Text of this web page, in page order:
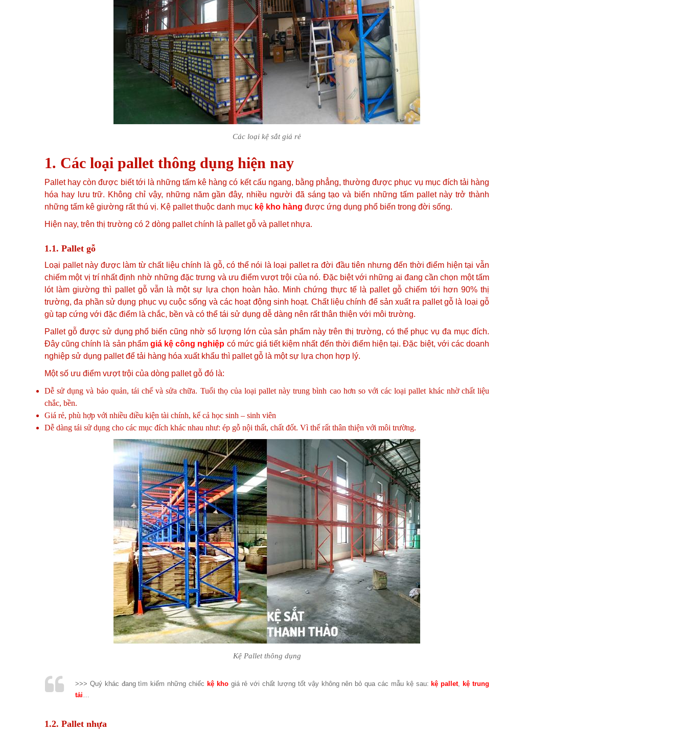
Các loại kệ sắt giá rẻ
1. Các loại pallet thông dụng hiện nay
Pallet hay còn được biết tới là những tấm kê hàng có kết cấu ngang, bằng phẳng, thường được phục vụ mục đích tải hàng
hóa hay lưu trữ. Không chỉ vậy, những năm gần đây, nhiều người đã sáng tạo và biến những tấm pallet này trở thành
những tấm kê giường rất thú vị. Kệ pallet thuộc danh mục kệ kho hàng được ứng dụng phổ biến trong đời sống.
Hiện nay, trên thị trường có 2 dòng pallet chính là pallet gỗ và pallet nhựa.
1.1. Pallet gỗ
Loại pallet này được làm từ chất liệu chính là gỗ, có thể nói là loại pallet ra đời đầu tiên nhưng đến thời điểm hiện tại vẫn
chiếm một vị trí nhất định nhờ những đặc trưng và ưu điểm vượt trội của nó. Đặc biệt với những ai đang cần chọn một tấm
lót làm giường thì pallet gỗ vẫn là một sự lựa chọn hoàn hảo. Minh chứng thực tế là pallet gỗ chiếm tới hơn 90% thị
trường, đa phần sử dụng phục vụ cuộc sống và các hoạt động sinh hoạt. Chất liệu chính để sản xuất ra pallet gỗ là loại gỗ
gù tạp cứng với đặc điểm là chắc, bền và có thể tái sử dụng dễ dàng nên rất thân thiện với môi trường.
Pallet gỗ được sử dụng phổ biến cũng nhờ số lượng lớn của sản phẩm này trên thị trường, có thể phục vụ đa mục đích.
Đây cũng chính là sản phẩm giá kệ công nghiệp có mức giá tiết kiệm nhất đến thời điểm hiện tại. Đặc biệt, với các doanh
nghiệp sử dụng pallet để tải hàng hóa xuất khẩu thì pallet gỗ là một sự lựa chọn hợp lý.
Một số ưu điểm vượt trội của dòng pallet gỗ đó là:
Dễ sử dụng và bảo quản, tái chế và sửa chữa. Tuổi thọ của loại pallet này trung bình cao hơn so với các loại pallet khác nhờ chất liệu
chắc, bền.
Giá rẻ, phù hợp với nhiều điều kiện tài chính, kể cả học sinh – sinh viên
Dễ dàng tái sử dụng cho các mục đích khác nhau như: ép gỗ nội thất, chất đốt. Vì thế rất thân thiện với môi trường.
Kệ Pallet thông dụng
>>> Quý khác đang tìm kiếm những chiếc kệ khogiá rẻ với chất lượng tốt vậy không nên bỏ qua các mẫu kệ sau: kệ pallet, kệ trung
tải…
1.2. Pallet nhựa